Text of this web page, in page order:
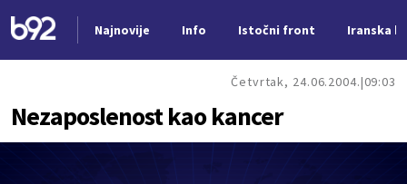
Najnovije Info Istočni front Iranska
Četvrtak, 24.06.2004. 09:03
Nezaposlenost kao kancer